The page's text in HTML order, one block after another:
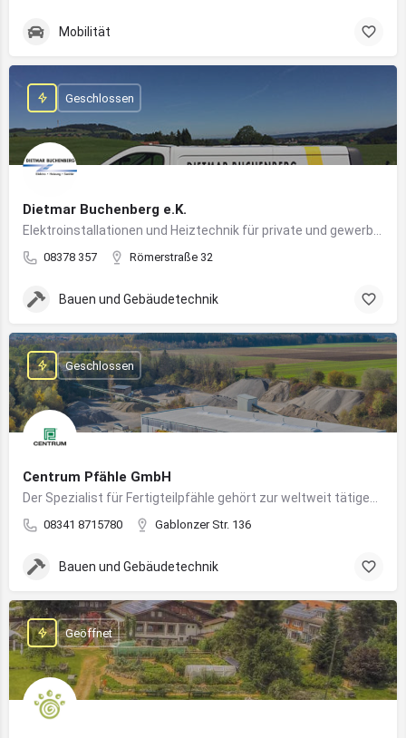
Mobilität
Dietmar Buchenberg e.K.
08378 357 Römerstraße 32
Geschlossen
Bauen und Gebäudetechnik
Centrum Pfähle GmbH
08341 8715780 Gablonzer Str. 136
Geschlossen
Bauen und Gebäudetechnik
Geöffnet